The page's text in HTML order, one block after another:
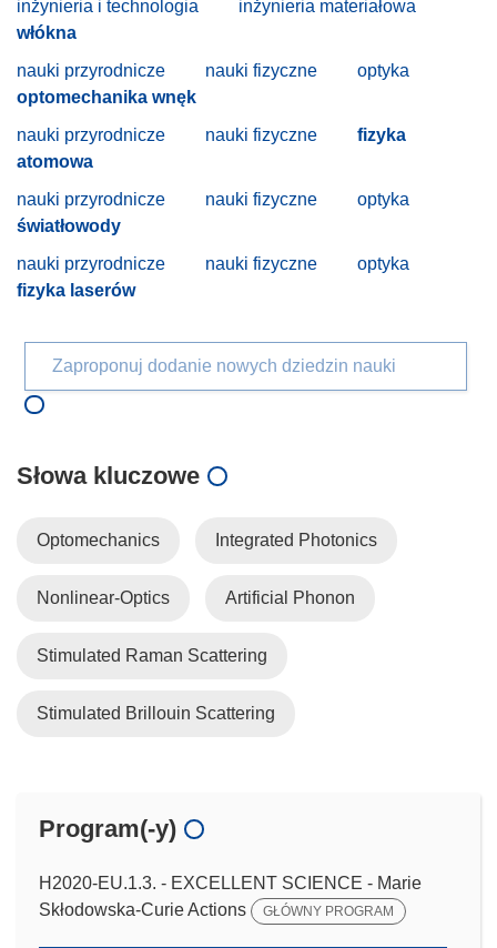
inżynieria i technologia
inżynieria materiałowa
włókna
nauki przyrodnicze
nauki fizyczne
optyka
optomechanika wnęk
nauki przyrodnicze
nauki fizyczne
fizyka
atomowa
nauki przyrodnicze
nauki fizyczne
optyka
światłowody
nauki przyrodnicze
nauki fizyczne
optyka
fizyka laserów
Zaproponuj dodanie nowych dziedzin nauki
Słowa kluczowe
Optomechanics Integrated Photonics
Nonlinear-Optics Artificial Phonon
Stimulated Raman Scattering
Stimulated Brillouin Scattering
Program(-y)
H2020-EU.1.3. - EXCELLENT SCIENCE - Marie
Skłodowska-Curie Actions
GŁÓWNY PROGRAM